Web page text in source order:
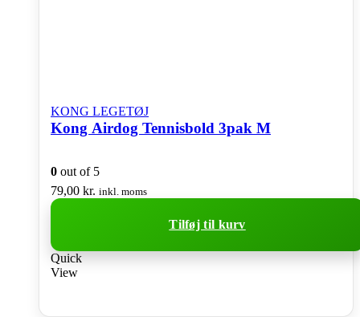
KONG LEGETØJ
Kong Airdog Tennisbold 3pak M
0 out of 5
79,00 kr. inkl. moms
Tilføj til kurv
Quick
View